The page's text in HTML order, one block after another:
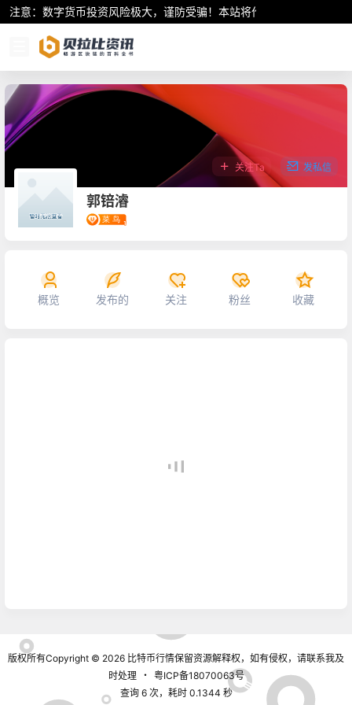
注意：数字货币投资风险极大，谨防受骗！本站将作为行业资讯共享
郭锫濬
关注Ta 发私信
概览 发布的 关注 粉丝 收藏
版权所有Copyright © 2026 比特币行情保留资源解释权，如有侵权，请联系我及
时处理
・ 粤ICP备18070063号
查询 6 次，耗时 0.1344 秒